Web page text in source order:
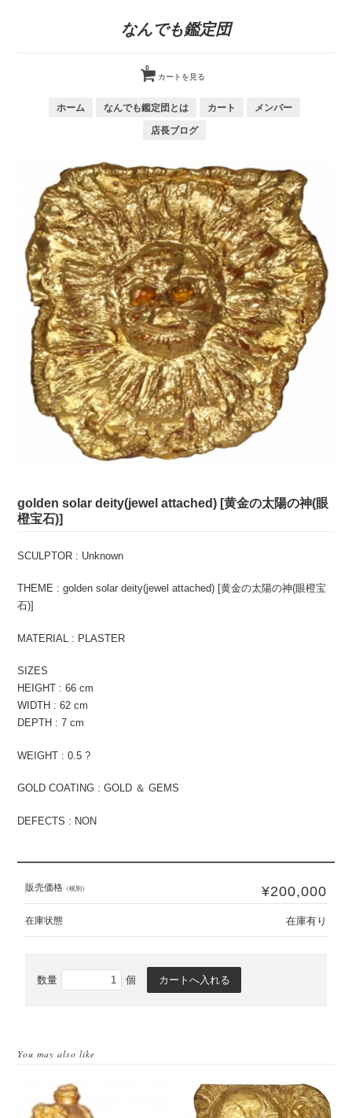
なんでも鑑定団
カートを見る
0
ホーム なんでも鑑定団とは カート メンバー
店長ブログ
golden solar deity(jewel attached) [黄金の太陽の神(眼
橙宝石)]
SCULPTOR : Unknown
THEME : golden solar deity(jewel attached) [黄金の太陽の神(眼橙宝
石)]
MATERIAL : PLASTER
SIZES
HEIGHT : 66 cm
WIDTH : 62 cm
DEPTH : 7 cm
WEIGHT : 0.5 ?
GOLD COATING : GOLD ＆ GEMS
DEFECTS : NON
販売価格 （税別） ¥200,000
在庫状態 在庫有り
数量 個
You may also like